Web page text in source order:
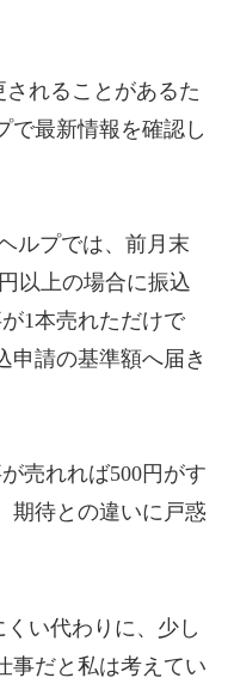
れることがあるた
で最新情報を確認し
ルプでは、前月末
以上の場合に振込
1本売れただけで
申請の基準額へ届き
売れれば500円がす
期待との違いに戸惑
い代わりに、少し
事だと私は考えてい